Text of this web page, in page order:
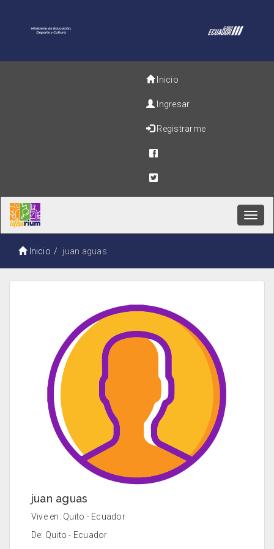
Inicio
Ingresar
Registrarme
Inicio juan aguas
juan aguas
Vive en: Quito - Ecuador
De: Quito - Ecuador